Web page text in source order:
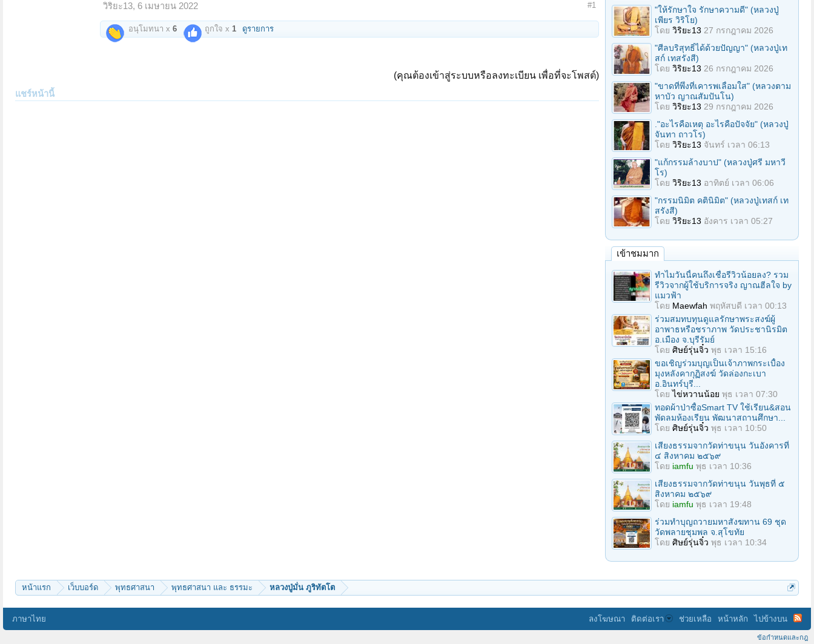
วิริยะ13, 6 เมษายน 2022 #1
อนุโมทนา x 6 ถูกใจ x 1 ดูรายการ
(คุณต้องเข้าสู่ระบบหรือลงทะเบียน เพื่อที่จะโพสต์)
แชร์หน้านี้
"ให้รักษาใจ รักษาความดี" (หลวงปู่
เพียร วิริโย)
โดย วิริยะ13 27 กรกฎาคม 2026
"ศีลบริสุทธิ์ได้ด้วยปัญญา" (หลวงปู่เท
สก์ เทสรังสี)
โดย วิริยะ13 26 กรกฎาคม 2026
"ขาดที่พึ่งที่เคารพเลื่อมใส" (หลวงตาม
หาบัว ญาณสัมปันโน)
โดย วิริยะ13 29 กรกฎาคม 2026
."อะไรคือเหตุ อะไรคือปัจจัย" (หลวงปู่
จันทา ถาวโร)
โดย วิริยะ13 จันทร์ เวลา 06:13
"แก้กรรมล้างบาป" (หลวงปู่ศรี มหาวี
โร)
โดย วิริยะ13 อาทิตย์ เวลา 06:06
"กรรมนิมิต คตินิมิต" (หลวงปู่เทสก์ เท
สรังสี)
โดย วิริยะ13 อังคาร เวลา 05:27
เข้าชมมาก
ทำไมวันนี้คนถึงเชื่อรีวิวน้อยลง? รวม
รีวิวจากผู้ใช้บริการจริง ญาณฮีลใจ by
แมวฟ้า
โดย Maewfah พฤหัสบดี เวลา 00:13
ร่วมสมทบทุนดูแลรักษาพระสงฆ์ผู้
อาพาธหรือชราภาพ วัดประชานิรมิต
อ.เมือง จ.บุรีรัมย์
โดย ศิษย์รุ่นจิ๋ว พุธ เวลา 15:16
ขอเชิญร่วมบุญเป็นเจ้าภาพกระเบื้อง
มุงหลังคากุฏิสงฆ์ วัดล่องกะเบา
อ.อินทร์บุรี...
โดยไข่หวานน้อย พุธ เวลา 07:30
ทอดผ้าป่าซื้อSmart TV ใช้เรียน&สอน
พัดลมห้องเรียน พัฒนาสถานศึกษา...
โดย ศิษย์รุ่นจิ๋ว พุธ เวลา 10:50
เสียงธรรมจากวัดท่าขนุน วันอังคารที่
๔ สิงหาคม ๒๕๖๙
โดย iamfu พุธ เวลา 10:36
เสียงธรรมจากวัดท่าขนุน วันพุธที่ ๕
สิงหาคม ๒๕๖๙
โดย iamfu พุธ เวลา 19:48
ร่วมทําบุญถวายมหาสังฆทาน 69 ชุด
วัดพลายชุมพล จ.สุโขทัย
โดย ศิษย์รุ่นจิ๋ว พุธ เวลา 10:34
หน้าแรก เว็บบอร์ด พุทธศาสนา พุทธศาสนา และ ธรรมะ หลวงปู่มั่น ภูริทัตโต
ภาษาไทย ลงโฆษณา ติดต่อเรา ช่วยเหลือ หน้าหลัก ไปข้างบน
ข้อกำหนดและกฎ